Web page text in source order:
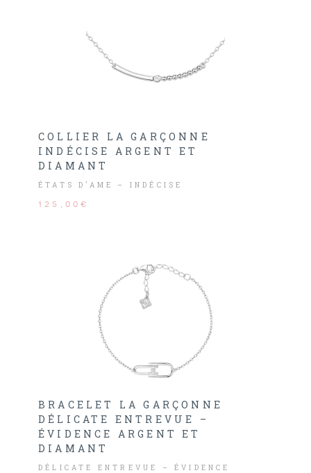
COLLIER LA GARÇONNE
INDÉCISE ARGENT ET
DIAMANT
ÉTATS D’AME – INDÉCISE
125,00€
BRACELET LA GARÇONNE
DÉLICATE ENTREVUE –
ÉVIDENCE ARGENT ET
DIAMANT
DÉLICATE ENTREVUE – ÉVIDENCE